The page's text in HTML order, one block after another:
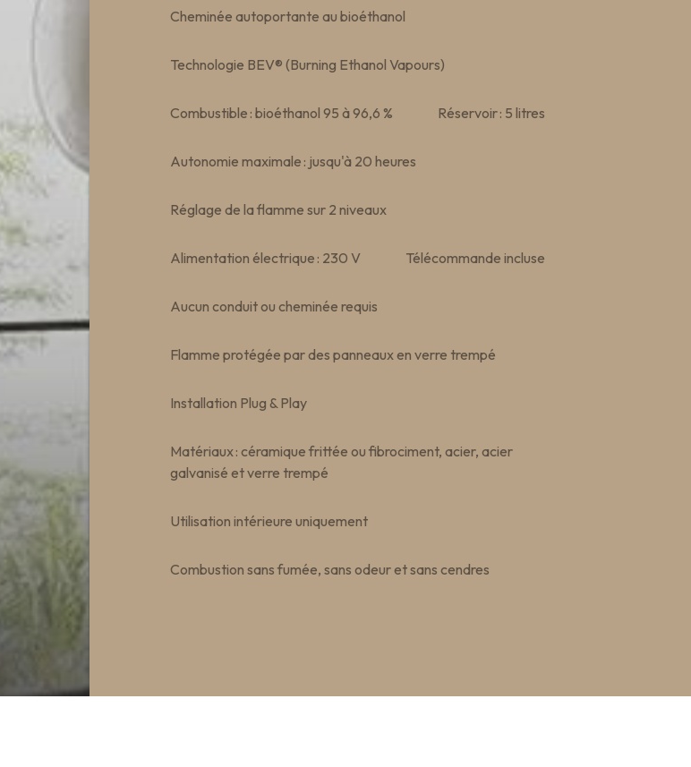
Cheminée autoportante au bioéthanol
Technologie BEV® (Burning Ethanol Vapours)
Combustible : bioéthanol 95 à 96,6 % Réservoir : 5 litres
Autonomie maximale : jusqu'à 20 heures
Réglage de la flamme sur 2 niveaux
Alimentation électrique : 230 V Télécommande incluse
Aucun conduit ou cheminée requis
Flamme protégée par des panneaux en verre trempé
Installation Plug & Play
Matériaux : céramique frittée ou fibrociment, acier, acier
galvanisé et verre trempé
Utilisation intérieure uniquement
Combustion sans fumée, sans odeur et sans cendres